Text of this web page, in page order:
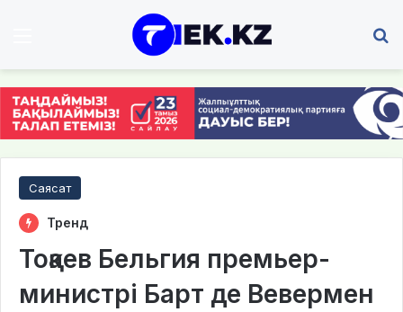
Саясат
Тренд
Тоқаев Бельгия премьер-
министрі Барт де Вевермен